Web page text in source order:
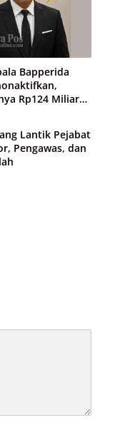
Bapperida
Rp124 Miliar
Lantik Pejabat
Pengawas, dan